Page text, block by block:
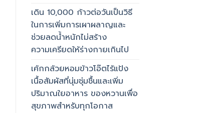
เดิน 10,000 ก้าวต่อวันเป็นวิธี
ในการเพิ่มการเผาผลาญและ
ช่วยลดน้ำหนักไม่สร้าง
ความเครียดให้ร่างกายเกินไป
เค้กกล้วยหอมข้าวโอ๊ตไร้แป้ง
เนื้อสัมผัสที่นุ่มชุ่มชื้นและเพิ่ม
ปริมาณใยอาหาร ของหวานเพื่อ
สุขภาพสำหรับทุกโอกาส